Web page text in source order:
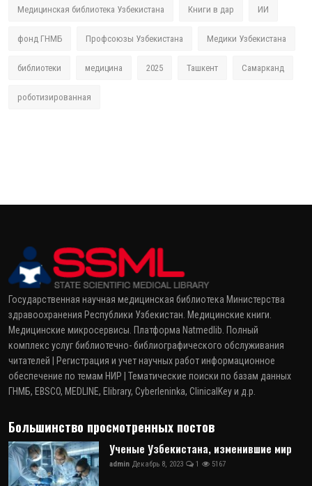
Медицинская библиотека Узбекистана Книги в дар ИИ
фонд ГНМБ Профсоюзы Узбекистана Медики Узбекистана
библиотеки медицина 2025 Ташкент Самарканд
роботизированная
Государственная научная медицинская библиотека Министерства
здравоохранения Республики Узбекистан. Медицинские книги.
Медицинские микросервисы. Платформа Natmedlib. Полный
комплекс услуг библиотечно- библиографического обслуживания
читателей | Регистрация и учет научных работ информационное
обеспечение по темам НИР | Тематические поиски по базам данных
ГНМБ, EBSCO, MEDLINE, Elibrary, Cyberleninka, ClinicalKey и д.р.
Большинство просмотренных постов
Ученые Узбекистана, изменившие мир
admin Декабрь 8, 2023 1 5167